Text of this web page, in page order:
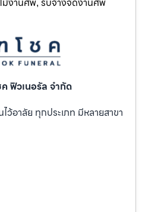
,
ฟิวเนอรัล จำกัด
ว้อาลัย ทุกประเภท มีหลายสาขา